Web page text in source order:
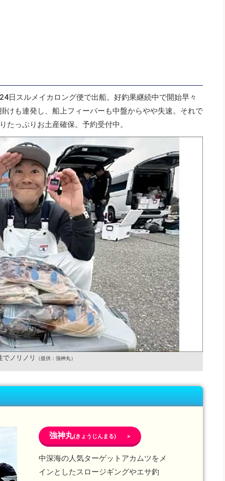
日スルメイカロング便で出船。好釣果継続中で開始早々
けも連発し、船上フィーバーも中盤からやや失速。それで
たっぷりお土産確保。予約受付中。
でノリノリ （提供：強神丸）
強神丸(きょうじんまる) >
中深海の人気ターゲットアカムツをメ
インとしたスロージギングやエサ釣